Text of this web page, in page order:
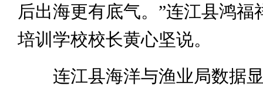
后出海更有底气。”连江县鸿福
培训学校校长黄心坚说。
连江县海洋与渔业局数据显